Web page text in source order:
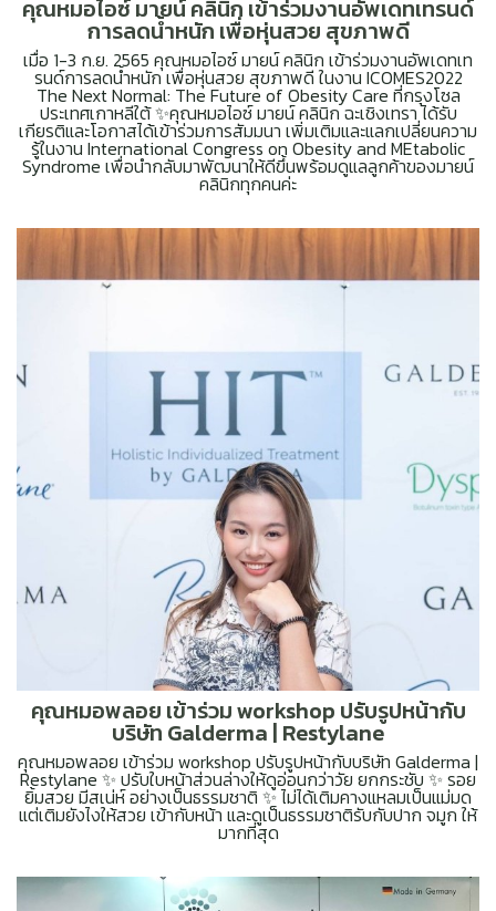
คุณหมอไอซ์ มายน์ คลินิก เข้าร่วมงานอัพเดทเทรนด์
การลดน้ำหนัก เพื่อหุ่นสวย สุขภาพดี
เมื่อ 1-3 ก.ย. 2565 คุณหมอไอซ์ มายน์ คลินิก เข้าร่วมงานอัพเดทเท
รนด์การลดน้ำหนัก เพื่อหุ่นสวย สุขภาพดี ในงาน ICOMES2022
The Next Normal: The Future of Obesity Care ที่กรุงโซล
ประเทศเกาหลีใต้ ✨คุณหมอไอซ์ มายน์ คลินิก ฉะเชิงเทรา ได้รับ
เกียรติและโอกาสได้เข้าร่วมการสัมมนา เพิ่มเติมและแลกเปลี่ยนความ
รู้ในงาน International Congress on Obesity and MEtabolic
Syndrome เพื่อนำกลับมาพัฒนาให้ดีขึ้นพร้อมดูแลลูกค้าของมายน์
คลินิกทุกคนค่ะ
คุณหมอพลอย เข้าร่วม workshop ปรับรูปหน้ากับ
บริษัท Galderma | Restylane
คุณหมอพลอย เข้าร่วม workshop ปรับรูปหน้ากับบริษัท Galderma |
Restylane ✨ ปรับใบหน้าส่วนล่างให้ดูอ่อนกว่าวัย ยกกระชับ ✨ รอย
ยิ้มสวย มีสเน่ห์ อย่างเป็นธรรมชาติ ✨ ไม่ได้เติมคางแหลมเป็นแม่มด
แต่เติมยังไงให้สวย เข้ากับหน้า และดูเป็นธรรมชาติรับกับปาก จมูก ให้
มากที่สุด